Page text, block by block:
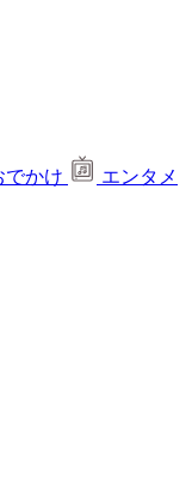
でかけ
エンタメ